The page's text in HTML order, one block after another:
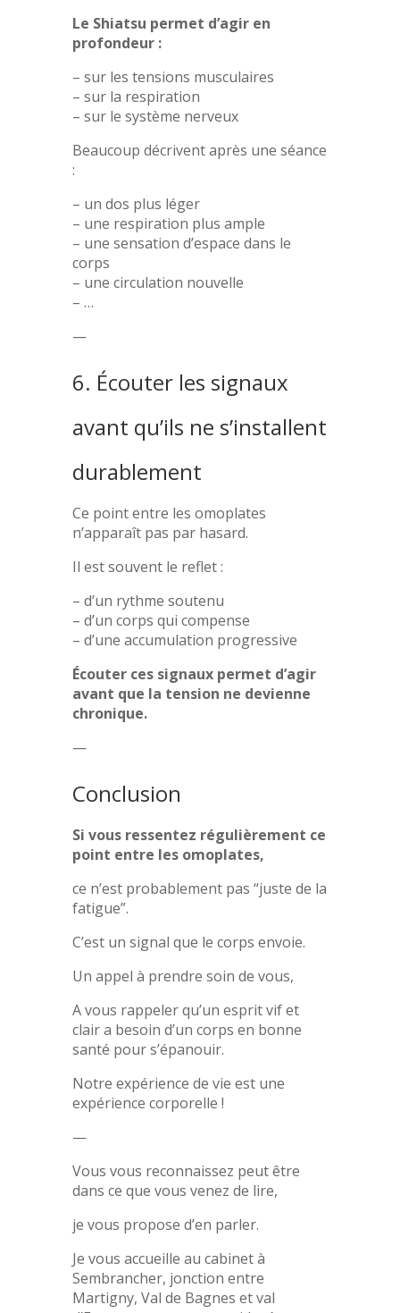
Le Shiatsu permet d’agir en
profondeur :
– sur les tensions musculaires
– sur la respiration
– sur le système nerveux
Beaucoup décrivent après une séance
:
– un dos plus léger
– une respiration plus ample
– une sensation d’espace dans le
corps
– une circulation nouvelle
– …
—
6. Écouter les signaux
avant qu’ils ne s’installent
durablement
Ce point entre les omoplates
n’apparaît pas par hasard.
Il est souvent le reflet :
– d’un rythme soutenu
– d’un corps qui compense
– d’une accumulation progressive
Écouter ces signaux permet d’agir
avant que la tension ne devienne
chronique.
—
Conclusion
Si vous ressentez régulièrement ce
point entre les omoplates,
ce n’est probablement pas “juste de la
fatigue”.
C’est un signal que le corps envoie.
Un appel à prendre soin de vous,
A vous rappeler qu’un esprit vif et
clair a besoin d’un corps en bonne
santé pour s’épanouir.
Notre expérience de vie est une
expérience corporelle !
—
Vous vous reconnaissez peut être
dans ce que vous venez de lire,
je vous propose d’en parler.
Je vous accueille au cabinet à
Sembrancher, jonction entre
Martigny, Val de Bagnes et val